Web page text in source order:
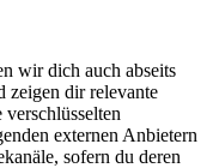
wir dich auch abseits
zeigen dir relevante
externen Anbietern
sofern du deren